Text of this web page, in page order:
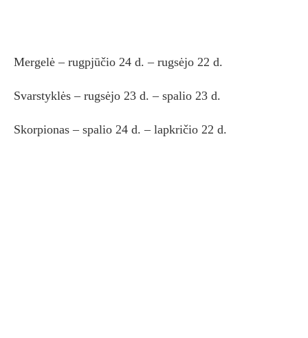
Mergelė – rugpjūčio 24 d. – rugsėjo 22 d.
Svarstyklės – rugsėjo 23 d. – spalio 23 d.
Skorpionas – spalio 24 d. – lapkričio 22 d.